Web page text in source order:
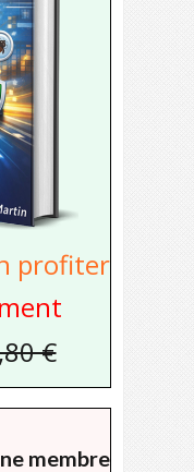
profiter
€
membre